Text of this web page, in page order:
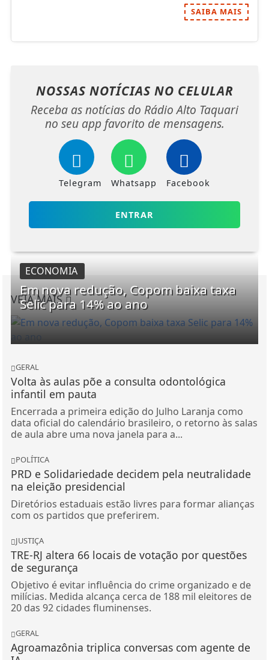
SAIBA MAIS
NOSSAS NOTÍCIAS NO CELULAR
Receba as notícias do Rádio Alto Taquari
no seu app favorito de mensagens.
Telegram Whatsapp Facebook
ENTRAR
VEJA MAIS
ECONOMIA
Em nova redução, Copom baixa taxa
Selic para 14% ao ano
GERAL
Volta às aulas põe a consulta odontológica
infantil em pauta
Encerrada a primeira edição do Julho Laranja como
data oficial do calendário brasileiro, o retorno às salas
de aula abre uma nova janela para a...
POLÍTICA
PRD e Solidariedade decidem pela neutralidade
na eleição presidencial
Diretórios estaduais estão livres para formar alianças
com os partidos que preferirem.
JUSTIÇA
TRE-RJ altera 66 locais de votação por questões
de segurança
Objetivo é evitar influência do crime organizado e de
milícias. Medida alcança cerca de 188 mil eleitores de
20 das 92 cidades fluminenses.
GERAL
Agroamazônia triplica conversas com agente de